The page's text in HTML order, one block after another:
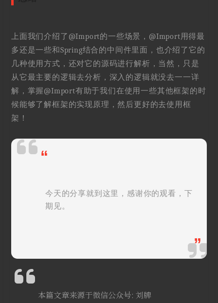
上面我们介绍了@Import的一些场景，@Import用得最
多还是一些和Spring结合的中间件里面，也介绍了它的
几种使用方式，还对它的源码进行解析，当然，只是
从它最主要的逻辑去分析，深入的逻辑就没去一一详
解，掌握@Import有助于我们在使用一些其他框架的时
候能够了解框架的实现原理，然后更好的去使用框
架！
“
今天的分享就到这里，感谢你的观看，下
期见。
”
本篇文章来源于微信公众号: 刘牌